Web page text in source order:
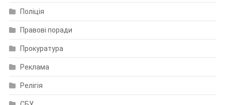
Поліція
Правові поради
Прокуратура
Реклама
Релігія